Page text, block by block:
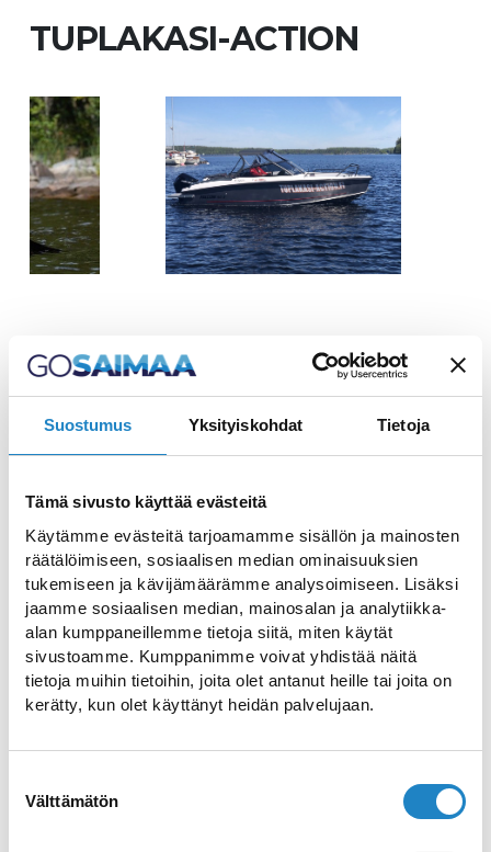
Suostumus Yksityiskohdat Tietoja
Tämä sivusto käyttää evästeitä
Käytämme evästeitä tarjoamamme sisällön ja mainosten
räätälöimiseen, sosiaalisen median ominaisuuksien
tukemiseen ja kävijämäärämme analysoimiseen. Lisäksi
jaamme sosiaalisen median, mainosalan ja analytiikka-
alan kumppaneillemme tietoja siitä, miten käytät
sivustoamme. Kumppanimme voivat yhdistää näitä
tietoja muihin tietoihin, joita olet antanut heille tai joita on
kerätty, kun olet käyttänyt heidän palvelujaan.
valinta
Välttämätön
TUPLAKASI-ACTION
Laadukkaita ohjelma- ja
elämyspalveluita
Lappeenrannan ja Imatran
seudulla
Tuplakasi Action Oy tarjoaa laadukkaita
ohjelmapalveluita ammattitaidolla Etelä-
Karjalan alueella. Laajasta ohjelma- ja
elämyspalvelu-valikoimasta löytyy
jokaiselle jotakin ja lisäksi uusia palveluita
kehitetään jatkuvasti, jotta seuraavalla
kerralla seurueellasi olisi vieläkin
hauskempaa.
Tuplakasi tarjoaa seuraavat